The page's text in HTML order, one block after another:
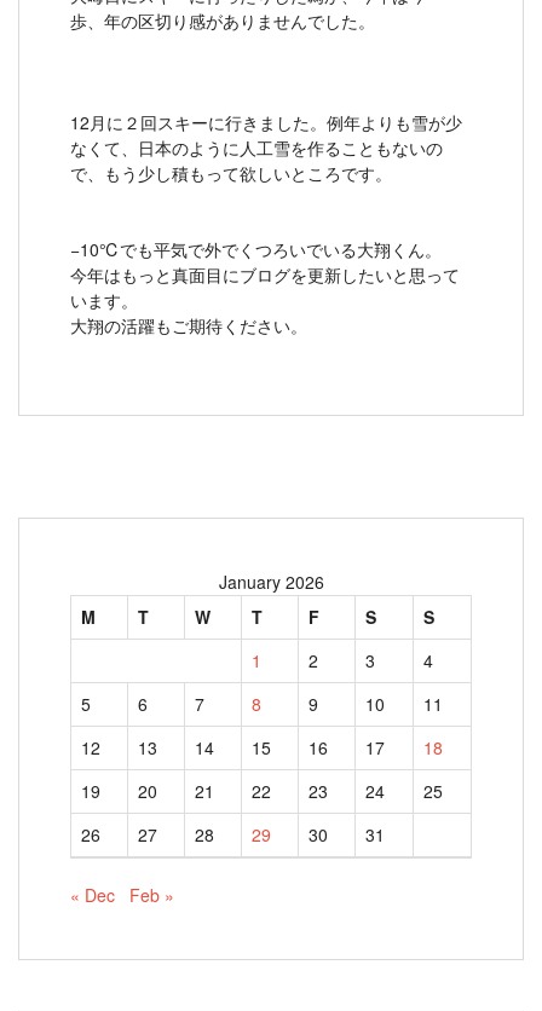
歩、年の区切り感がありませんでした。
12月に２回スキーに行きました。例年よりも雪が少
なくて、日本のように人工雪を作ることもないの
で、もう少し積もって欲しいところです。
−10℃でも平気で外でくつろいでいる大翔くん。
今年はもっと真面目にブログを更新したいと思って
います。
大翔の活躍もご期待ください。
January 2026
M
T W T F S
S
1
2 3
4
5
6 7 8 9 10
11
12
13 14 15 16 17
18
19
20 21 22 23 24
25
26
27 28 29 30 31
« Dec Feb »